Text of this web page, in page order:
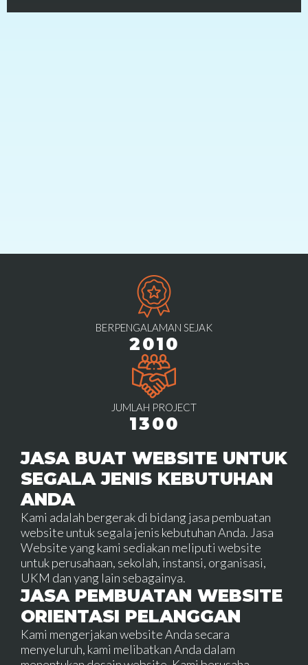
BERPENGALAMAN SEJAK
2010
JUMLAH PROJECT
1300
JASA BUAT WEBSITE UNTUK
SEGALA JENIS KEBUTUHAN
ANDA
Kami adalah bergerak di bidang jasa pembuatan
website untuk segala jenis kebutuhan Anda. Jasa
Website yang kami sediakan meliputi website
untuk perusahaan, sekolah, instansi, organisasi,
UKM dan yang lain sebagainya.
JASA PEMBUATAN WEBSITE
ORIENTASI PELANGGAN
Kami mengerjakan website Anda secara
menyeluruh, kami melibatkan Anda dalam